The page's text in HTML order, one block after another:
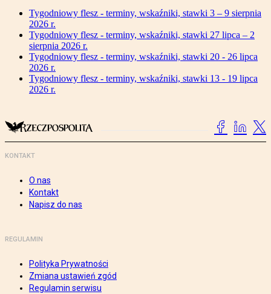
Tygodniowy flesz - terminy, wskaźniki, stawki 3 – 9 sierpnia
2026 r.
Tygodniowy flesz - terminy, wskaźniki, stawki 27 lipca – 2
sierpnia 2026 r.
Tygodniowy flesz - terminy, wskaźniki, stawki 20 - 26 lipca
2026 r.
Tygodniowy flesz - terminy, wskaźniki, stawki 13 - 19 lipca
2026 r.
KONTAKT
O nas
Kontakt
Napisz do nas
REGULAMIN
Polityka Prywatności
Zmiana ustawień zgód
Regulamin serwisu